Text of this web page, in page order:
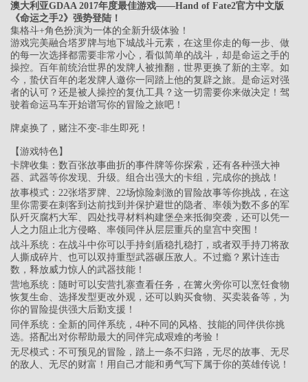
澳大利亚GDAA 2017年度最佳游戏——Hand of Fate2官方中文版
《命运之手2》强势登陆！
集格斗+角色扮演为一体的全新升级体验！
游戏完美融合塔罗牌与地下城战斗元素，在这里你走的每一步、做
的每一次选择都需要非常小心，看似简单的战斗，却是命运之手的
操控。百年前统治世界的发牌人被推翻，世界更换了新的主宰。如
今，蛰伏百年的老发牌人邀你一同踏上他的复辟之旅。是命运对强
者的认可？还是被人操控的复仇工具？这一切需要你来做决定！驾
驶着命运马车开始谱写你的冒险之旅吧！
牌桌换了，赌注不变-非生即死！
【游戏特色】
卡牌收集：数百张故事曲折的事件牌等你探索，还有各种强大神
器、武器等你发现、升级。组合出强大的卡组，完成你的挑战！
故事模式：22张塔罗牌、22场惊险刺激的冒险故事等你挑战，在这
里你需要在刺客到达前找到并保护避世的隐者、率领为数不多的军
队歼灭腐朽大军、四处找寻材料构建堡垒来抵御突袭，还可以凭一
人之力阻止北方侵略、率领同伴从层层重兵的皇宫中突围！
战斗系统：在战斗中你可以手持剑盾稳扎稳打，或者双手持刀将敌
人撕成碎片、也可以双持重型武器碾压敌人。不过瘾？累计连击
数，释放威力惊人的武器技能！
营地系统：随时可以安营扎寨查看任务，在篝火旁你可以烹饪食物
恢复生命、选择发型更改外观，还可以购买食物、买卖装备等，为
你的冒险提供强大后勤支援！
同伴系统：全新的同伴系统，4种不同的风格、技能的同伴供你挑
选。搭配出对你帮助最大的同伴完成艰难的考验！
无尽模式：不可预见的冒险，踏上一条不归路，无尽的故事、无尽
的敌人、无尽的财富！用自己才能和勇气写下属于你的英雄传说！